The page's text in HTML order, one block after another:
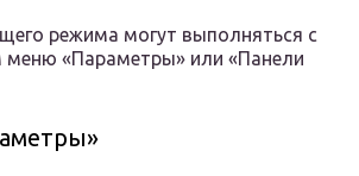
режима могут выполняться с
меню «Параметры» или «Панели